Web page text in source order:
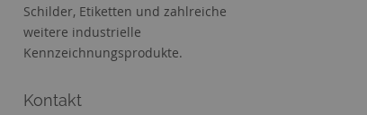
Schilder, Etiketten und zahlreiche
weitere industrielle
Kennzeichnungsprodukte.
Kontakt